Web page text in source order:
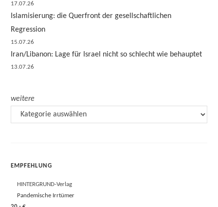
17.07.26
Islamisierung: die Querfront der gesellschaftlichen
Regression
15.07.26
Iran/Libanon: Lage für Israel nicht so schlecht wie behauptet
13.07.26
weitere
EMPFEHLUNG
HINTERGRUND-Verlag
Pandemische Irrtümer